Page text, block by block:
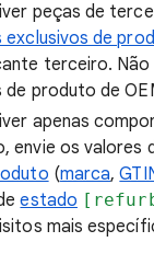
peças de
de
terceiro. Não
produto de
apenas
envie os valores
(marca,
estado
mais